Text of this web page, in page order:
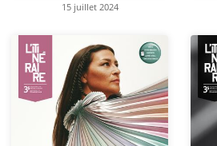
15 juillet 2024